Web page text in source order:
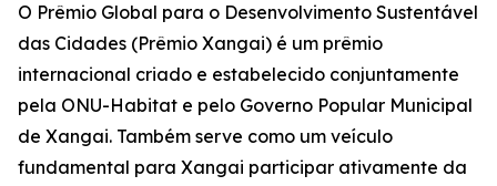
O Prêmio Global para o Desenvolvimento Sustentável
das Cidades (Prêmio Xangai) é um prêmio
internacional criado e estabelecido conjuntamente
pela ONU-Habitat e pelo Governo Popular Municipal
de Xangai. Também serve como um veículo
fundamental para Xangai participar ativamente da